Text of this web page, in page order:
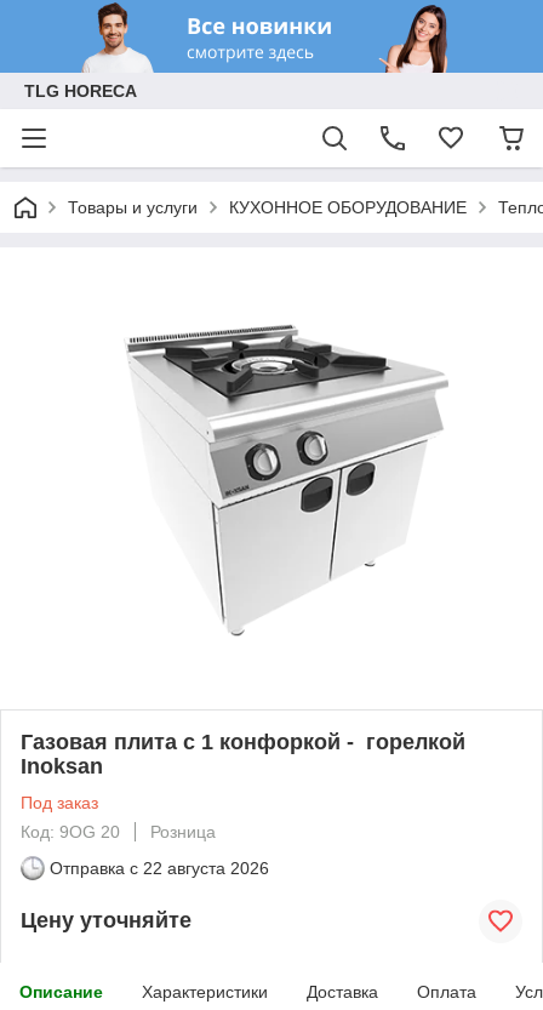
TLG HORECA
Товары и услуги КУХОННОЕ ОБОРУДОВАНИЕ
Газовая плита с 1 конфоркой - горелкой
Inoksan
Под заказ
Код: 9OG 20
Розница
Отправка с 22 августа 2026
Цену уточняйте
Описание Характеристики Доставка Оплата